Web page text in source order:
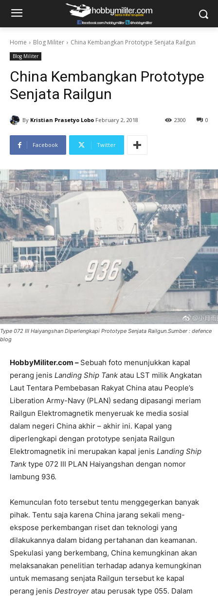
Home Blog Militer China Kembangkan Prototype Senjata Railgun
Blog Militer
China Kembangkan Prototype
Senjata Railgun
By Kristian Prasetyo Lobo February 2, 2018 0
2300
Facebook Twitter
Type 072 III Haiyangshan Diperlengkapi Prototype Senjata Railgun.Sumber : defence
blog
HobbyMiliter.com – Sebuah foto menunjukkan kapal
perang jenis Landing Ship Tank atau LST milik Angkatan
Laut Tentara Pembebasan Rakyat China atau People’s
Liberation Army-Navy (PLAN) sedang dipasangi meriam
Railgun Elektromagnetik menyeruak ke media sosial
dalam negeri China akhir – akhir ini. Kapal yang
diperlengkapi dengan prototype senjata Railgun
Elektromagnetik ini merupakan kapal jenis Landing Ship
Tank type 072 III PLAN Haiyangshan dengan nomor
lambung 936.
Kemunculan foto tersebut tentu menggegerkan banyak
pihak. Tentu saja karena China jarang sekali meng-
ekspose perkembangan riset dan teknologi yang
dilakukannya dalam bidang pertahanan dan keamanan.
Spekulasi yang berkembang, China kemungkinan akan
melaksanakan penelitian terhadap adanya kemungkinan
untuk memasang senjata Railgun tersebut ke kapal
perang jenis Destroyer atau perusak type 055. Dalam